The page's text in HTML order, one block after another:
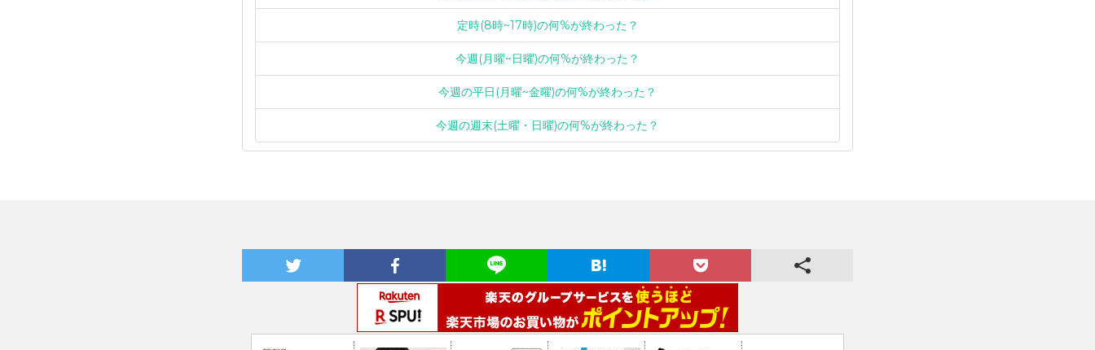
定時(8時~17時)の何%が終わった？
今週(月曜~日曜)の何%が終わった？
今週の平日(月曜~金曜)の何%が終わった？
今週の週末(土曜・日曜)の何%が終わった？